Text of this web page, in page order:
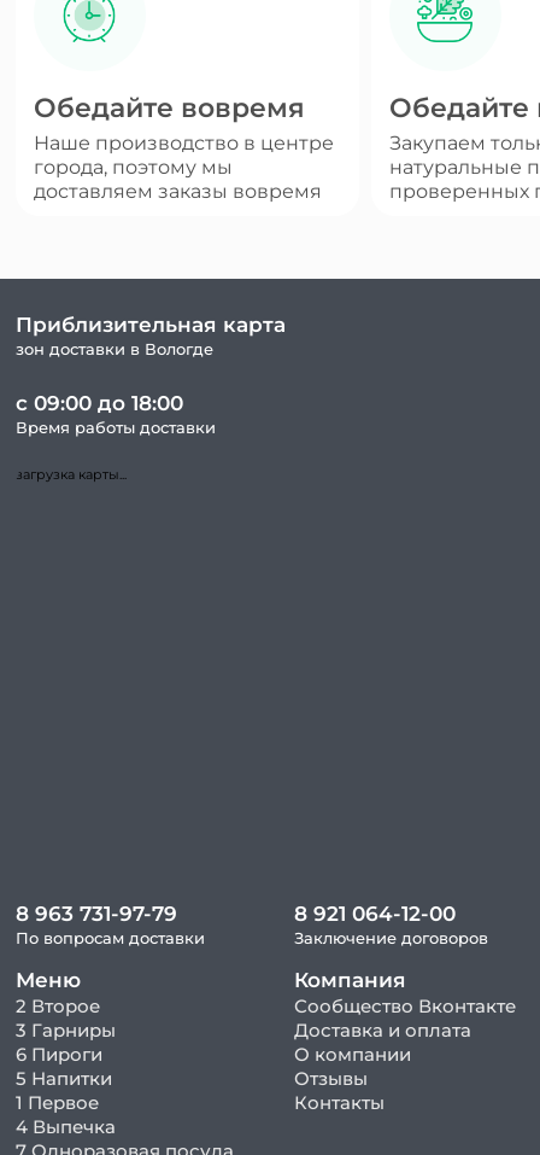
Обедайте вовремя
Наше производство в центре
города, поэтому мы
доставляем заказы вовремя
Обедайте
Закупаем
натуральные
проверенных
Приблизительная карта
зон доставки в Вологде
с 09:00 до 18:00
Время работы доставки
загрузка карты...
8 963 731-97-79
По вопросам доставки
Меню
2 Второе
3 Гарниры
6 Пироги
5 Напитки
1 Первое
4 Выпечка
8 921 064-12-00
Заключение договоров
Компания
Сообщество Вконтакте
Доставка и оплата
О компании
Отзывы
Контакты